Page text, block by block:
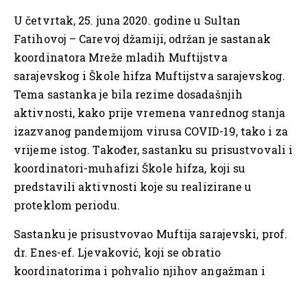
U četvrtak, 25. juna 2020. godine u Sultan
Fatihovoj – Carevoj džamiji, održan je sastanak
koordinatora Mreže mladih Muftijstva
sarajevskog i Škole hifza Muftijstva sarajevskog.
Tema sastanka je bila rezime dosadašnjih
aktivnosti, kako prije vremena vanrednog stanja
izazvanog pandemijom virusa COVID-19, tako i za
vrijeme istog. Također, sastanku su prisustvovali i
koordinatori-muhafizi Škole hifza, koji su
predstavili aktivnosti koje su realizirane u
proteklom periodu.
Sastanku je prisustvovao Muftija sarajevski, prof.
dr. Enes-ef. Ljevaković, koji se obratio
koordinatorima i pohvalio njihov angažman i